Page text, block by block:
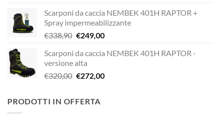
originale
era:
€338,90.
attuale
è:
€229,00.
Scarponi da caccia NEMBEK 401H RAPTOR +
Spray impermeabilizzante
€338,90 Il
originale
era:
€338,90.
€249,00Il
attuale
€249,00.
Scarponi da caccia NEMBEK 401H RAPTOR -
versione alta
€320,00 Il
era:
€272,00Il
PRODOTTI IN OFFERTA